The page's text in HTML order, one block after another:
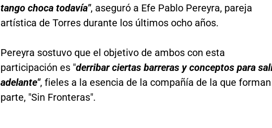
tango choca todavía", aseguró a Efe Pablo Pereyra, pareja
artística de Torres durante los últimos ocho años.
Pereyra sostuvo que el objetivo de ambos con esta
participación es "derribar ciertas barreras y conceptos para
adelante", fieles a la esencia de la compañía de la que forman
parte, "Sin Fronteras".